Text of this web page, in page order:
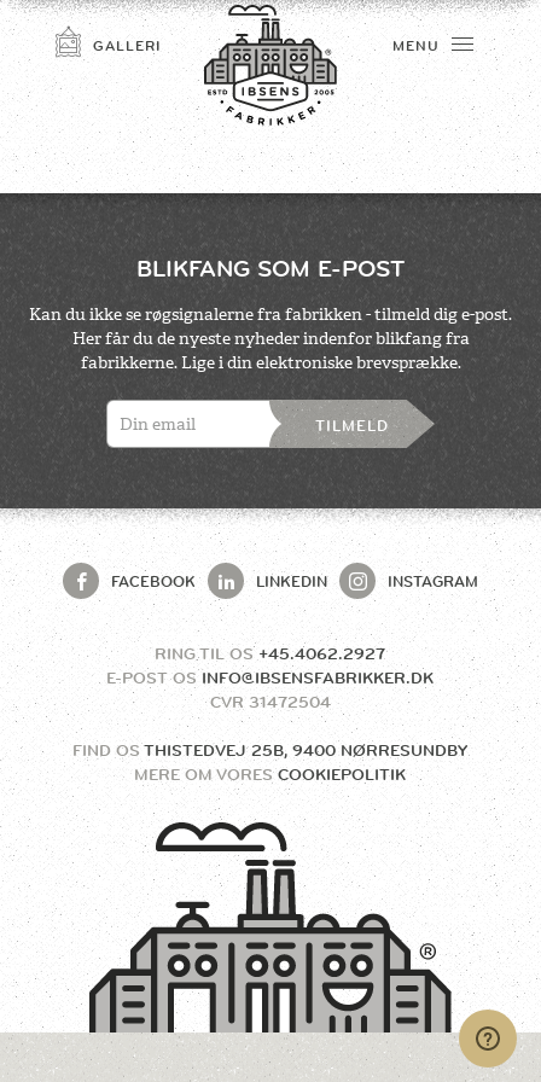
TILMELD
GALLERI MENU
BLIKFANG SOM E-POST
Kan du ikke se røgsignalerne fra fabrikken - tilmeld dig e-post.
Her får du de nyeste nyheder indenfor blikfang fra
fabrikkerne. Lige i din elektroniske brevsprække.
TILMELD
FACEBOOK LINKEDIN INSTAGRAM
RING TIL OS +45.4062.2927
E-POST OS INFO@IBSENSFABRIKKER.DK
MERE OM VORES COOKIEPOLITIK
FIND OS THISTEDVEJ 25B, 9400 NØRRESUNDBY
CVR 31472504